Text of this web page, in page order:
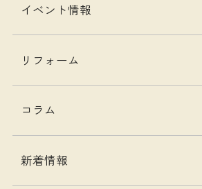
イベント情報
リフォーム
コラム
新着情報